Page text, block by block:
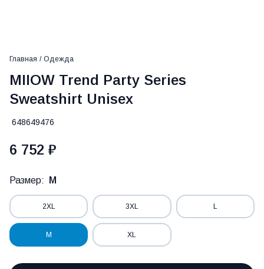
Главная / Одежда
MIIOW Trend Party Series
Sweatshirt Unisex
648649476
6 752 ₽
Размер: M
2XL 3XL L
M XL